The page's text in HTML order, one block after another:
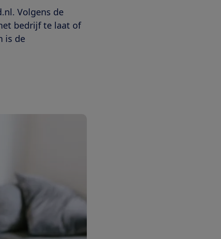
Volgens de
bedrijf te laat of
is de